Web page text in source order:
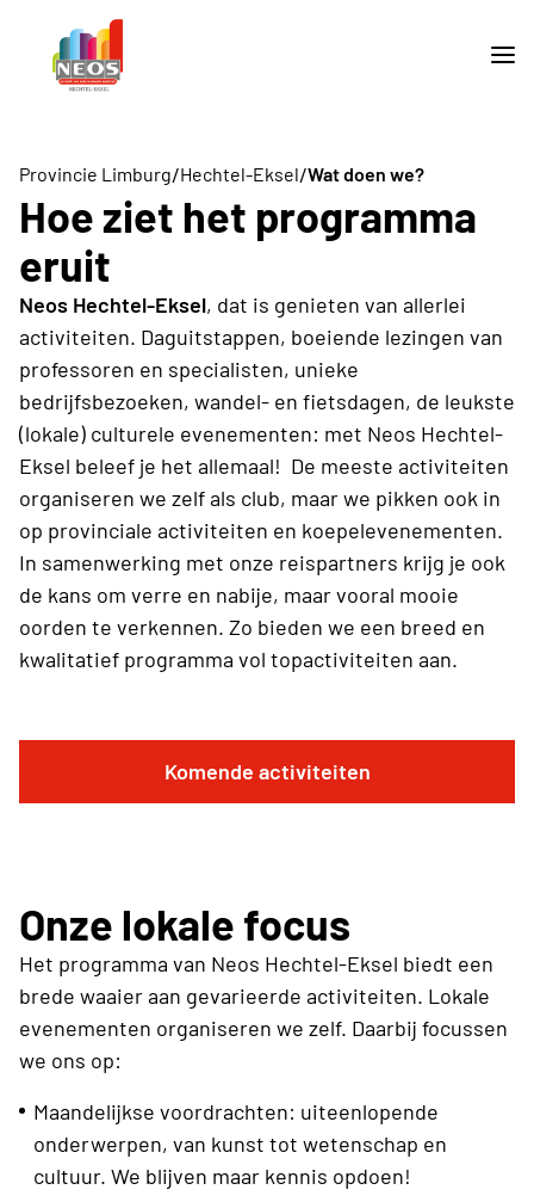
Provincie Limburg/Hechtel-Eksel/Wat doen we?
Hoe ziet het programma
eruit
Neos Hechtel-Eksel, dat is genieten van allerlei
activiteiten. Daguitstappen, boeiende lezingen van
professoren en specialisten, unieke
bedrijfsbezoeken, wandel- en fietsdagen, de leukste
(lokale) culturele evenementen: met Neos Hechtel-
Eksel beleef je het allemaal! De meeste activiteiten
organiseren we zelf als club, maar we pikken ook in
op provinciale activiteiten en koepelevenementen.
In samenwerking met onze reispartners krijg je ook
de kans om verre en nabije, maar vooral mooie
oorden te verkennen. Zo bieden we een breed en
kwalitatief programma vol topactiviteiten aan.
Komende activiteiten
Onze lokale focus
Het programma van Neos Hechtel-Eksel biedt een
brede waaier aan gevarieerde activiteiten. Lokale
evenementen organiseren we zelf. Daarbij focussen
we ons op:
Maandelijkse voordrachten: uiteenlopende
onderwerpen, van kunst tot wetenschap en
cultuur. We blijven maar kennis opdoen!